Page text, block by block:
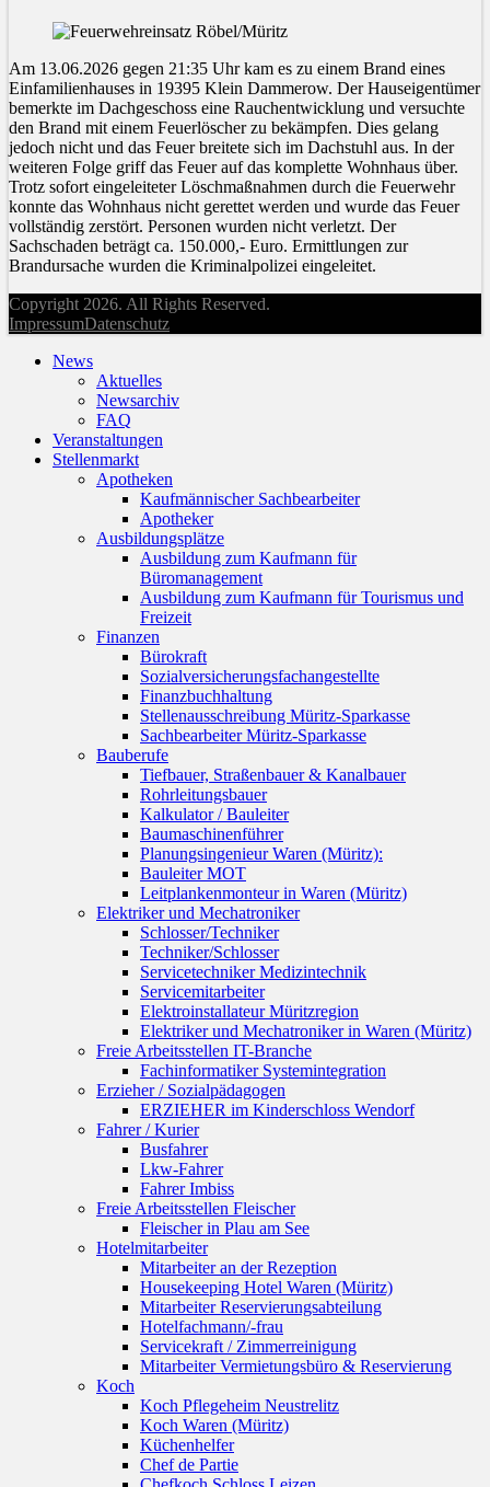
Am 13.06.2026 gegen 21:35 Uhr kam es zu einem Brand eines
Einfamilienhauses in 19395 Klein Dammerow. Der Hauseigentümer
bemerkte im Dachgeschoss eine Rauchentwicklung und versuchte
den Brand mit einem Feuerlöscher zu bekämpfen. Dies gelang
jedoch nicht und das Feuer breitete sich im Dachstuhl aus. In der
weiteren Folge griff das Feuer auf das komplette Wohnhaus über.
Trotz sofort eingeleiteter Löschmaßnahmen durch die Feuerwehr
konnte das Wohnhaus nicht gerettet werden und wurde das Feuer
vollständig zerstört. Personen wurden nicht verletzt. Der
Sachschaden beträgt ca. 150.000,- Euro. Ermittlungen zur
Brandursache wurden die Kriminalpolizei eingeleitet.
Copyright 2026. All Rights Reserved.
ImpressumDatenschutz
News
Aktuelles
Newsarchiv
FAQ
Veranstaltungen
Stellenmarkt
Apotheken
Kaufmännischer Sachbearbeiter
Apotheker
Ausbildungsplätze
Ausbildung zum Kaufmann für
Büromanagement
Ausbildung zum Kaufmann für Tourismus und
Freizeit
Finanzen
Bürokraft
Sozialversicherungsfachangestellte
Finanzbuchhaltung
Stellenausschreibung Müritz-Sparkasse
Sachbearbeiter Müritz-Sparkasse
Bauberufe
Tiefbauer, Straßenbauer & Kanalbauer
Rohrleitungsbauer
Kalkulator / Bauleiter
Baumaschinenführer
Planungsingenieur Waren (Müritz):
Bauleiter MOT
Leitplankenmonteur in Waren (Müritz)
Elektriker und Mechatroniker
Schlosser/Techniker
Techniker/Schlosser
Servicetechniker Medizintechnik
Servicemitarbeiter
Elektroinstallateur Müritzregion
Elektriker und Mechatroniker in Waren (Müritz)
Freie Arbeitsstellen IT-Branche
Fachinformatiker Systemintegration
Erzieher / Sozialpädagogen
ERZIEHER im Kinderschloss Wendorf
Fahrer / Kurier
Busfahrer
Lkw-Fahrer
Fahrer Imbiss
Freie Arbeitsstellen Fleischer
Fleischer in Plau am See
Hotelmitarbeiter
Mitarbeiter an der Rezeption
Housekeeping Hotel Waren (Müritz)
Mitarbeiter Reservierungsabteilung
Hotelfachmann/-frau
Servicekraft / Zimmerreinigung
Mitarbeiter Vermietungsbüro & Reservierung
Koch
Koch Pflegeheim Neustrelitz
Koch Waren (Müritz)
Küchenhelfer
Chef de Partie